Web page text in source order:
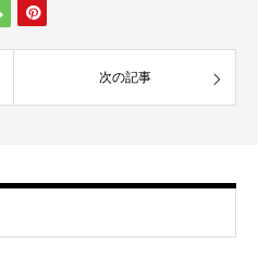
次の記事